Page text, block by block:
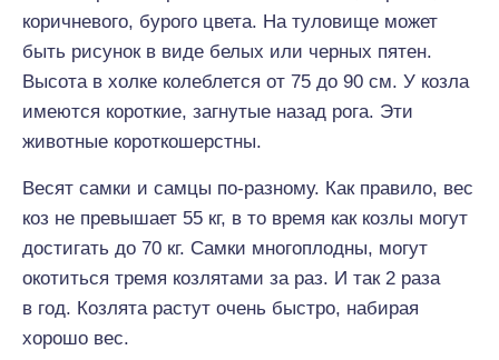
коричневого, бурого цвета. На туловище может
быть рисунок в виде белых или черных пятен.
Высота в холке колеблется от 75 до 90 см. У козла
имеются короткие, загнутые назад рога. Эти
животные короткошерстны.
Весят самки и самцы по-разному. Как правило, вес
коз не превышает 55 кг, в то время как козлы могут
достигать до 70 кг. Самки многоплодны, могут
окотиться тремя козлятами за раз. И так 2 раза
в год. Козлята растут очень быстро, набирая
хорошо вес.